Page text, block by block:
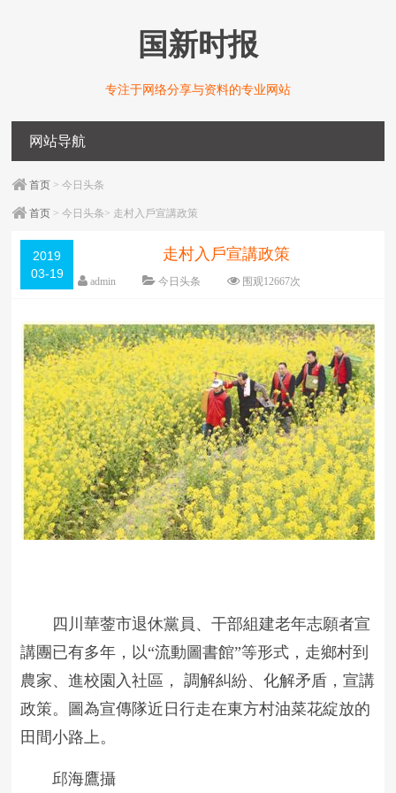
国新时报
专注于网络分享与资料的专业网站
网站导航
首页 > 今日头条
首页 > 今日头条> 走村入戶宣講政策
2019
03-19
走村入戶宣講政策
admin 今日头条 围观12667次
四川華蓥市退休黨員、干部組建老年志願者宣
講團已有多年，以“流動圖書館”等形式，走鄉村到
農家、進校園入社區， 調解糾紛、化解矛盾，宣講
政策。圖為宣傳隊近日行走在東方村油菜花綻放的
田間小路上。
邱海鷹攝